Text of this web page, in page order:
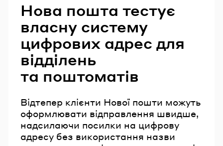
Нова пошта тестує
власну систему
цифрових адрес для
відділень
та поштоматів
Відтепер клієнти Нової пошти можуть
оформлювати відправлення швидше,
надсилаючи посилки на цифрову
адресу без використання назви